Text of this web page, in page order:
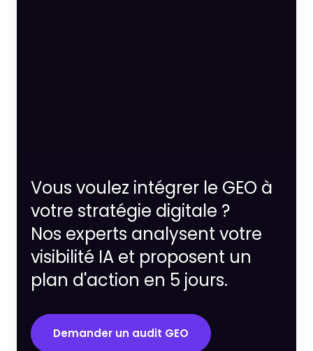
Vous voulez intégrer le GEO à
votre stratégie digitale ?
Nos experts analysent votre
visibilité IA et proposent un
plan d'action en 5 jours.
Demander un audit GEO